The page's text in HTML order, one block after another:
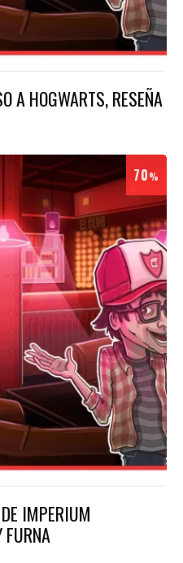
A HOGWARTS, RESEÑA
70%
IMPERIUM
FURNA